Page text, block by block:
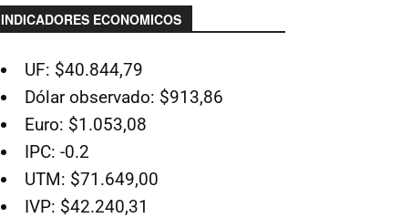
INDICADORES ECONOMICOS
UF: $40.844,79
Dólar observado: $913,86
Euro: $1.053,08
IPC: -0.2
UTM: $71.649,00
IVP: $42.240,31